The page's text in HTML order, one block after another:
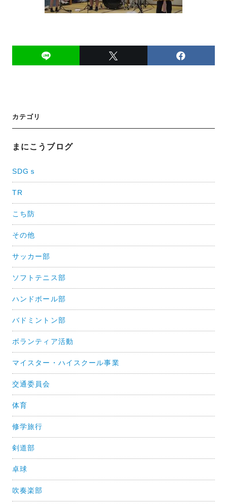
投
稿
ナ
ゲ
ー
シ
ョ
ン
カテゴリ
まにこうブログ
SDGｓ
TR
こち防
その他
サッカー部
ソフトテニス部
ハンドボール部
バドミントン部
ボランティア活動
マイスター・ハイスクール事業
交通委員会
体育
修学旅行
剣道部
卓球
吹奏楽部